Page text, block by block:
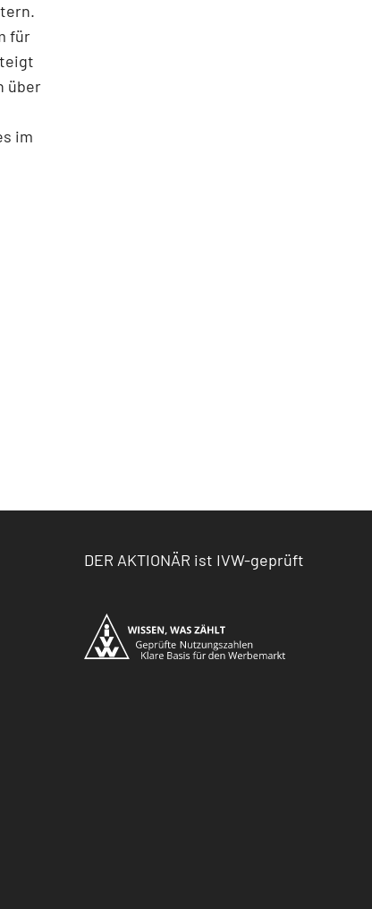
für
über
im
DER AKTIONÄR ist IVW-geprüft